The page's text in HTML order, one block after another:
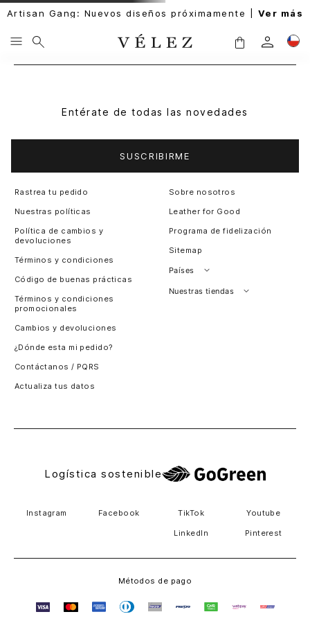
Artisan Gang: Nuevos diseños próximamente | Ver más
Entérate de todas las novedades
SUSCRIBIRME
Rastrea tu pedido
Nuestras políticas
Política de cambios y
devoluciones
Términos y condiciones
Código de buenas prácticas
Términos y condiciones
promocionales
Cambios y devoluciones
¿Dónde esta mi pedido?
Contáctanos / PQRS
Actualiza tus datos
Sobre nosotros
Leather for Good
Programa de fidelización
Sitemap
Países
Perú
Nuestras tiendas
Logística sostenible
Instagram Facebook TikTok Youtube
LinkedIn Pinterest
Métodos de pago